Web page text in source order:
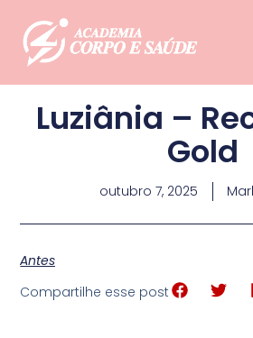
Luziânia –
Gold
outubro 7, 2025
Antes
Compartilhe esse post